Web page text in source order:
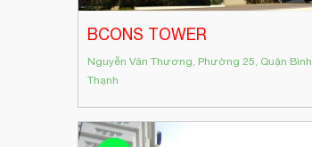
BCONS TOWER
Nguyễn Văn Thương, Phường 25, Quận Bình
Thạnh